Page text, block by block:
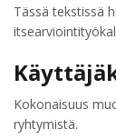
Tässä tekstissä
Kokonaisuus
ryhtymistä.